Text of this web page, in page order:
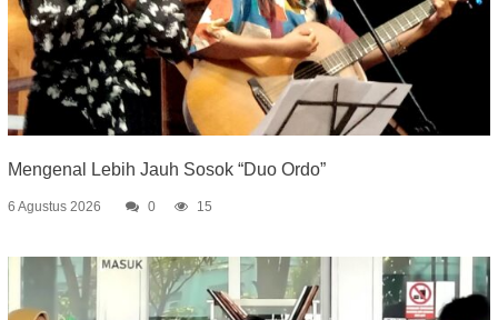
Mengenal Lebih Jauh Sosok “Duo Ordo”
6 Agustus 2026 0 15